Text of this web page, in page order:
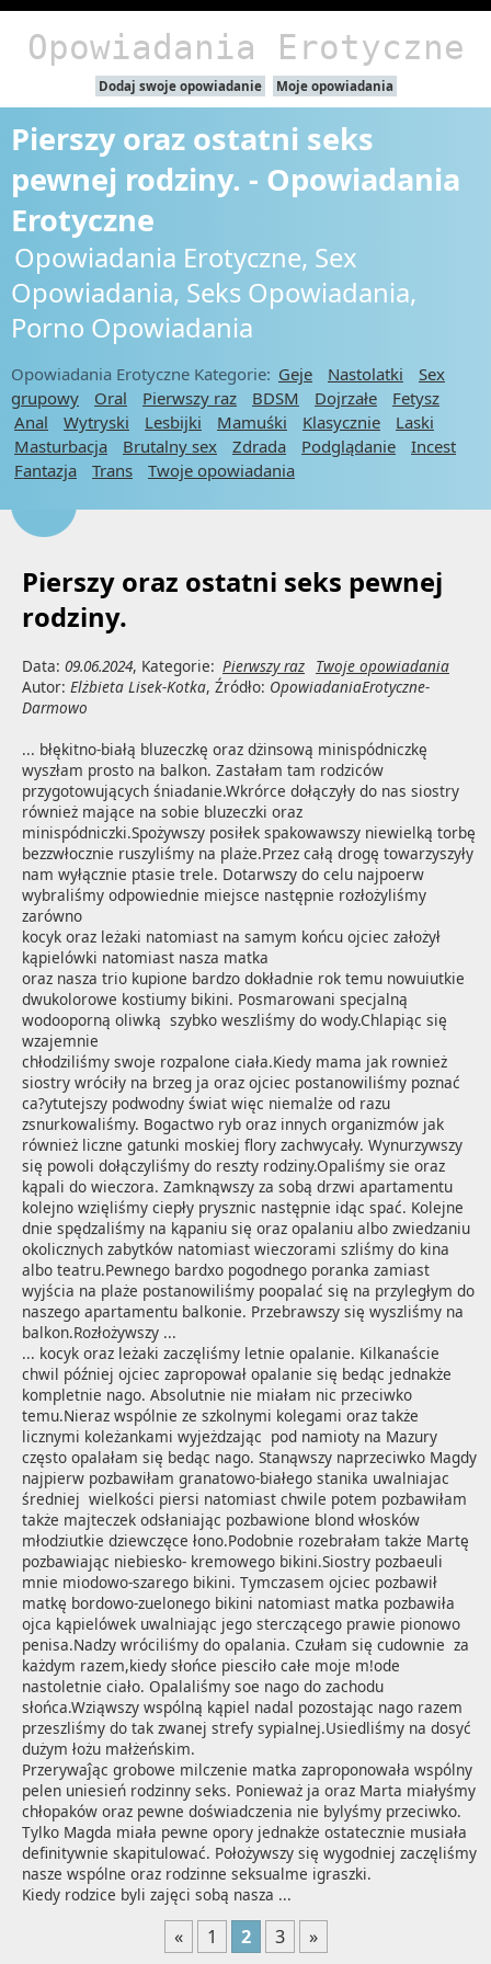
Opowiadania Erotyczne
Dodaj swoje opowiadanie Moje opowiadania
Pierszy oraz ostatni seks
pewnej rodziny. - Opowiadania
Erotyczne
Opowiadania Erotyczne, Sex
Opowiadania, Seks Opowiadania,
Porno Opowiadania
Opowiadania Erotyczne Kategorie: Geje Nastolatki
Sex
grupowy
Oral Pierwszy raz BDSM Dojrzałe
Fetysz
Anal
Wytryski Lesbijki Mamuśki Klasycznie
Laski
Masturbacja
Brutalny sex Zdrada Podglądanie
Incest
Fantazja
Trans Twoje opowiadania
Pierszy oraz ostatni seks pewnej
rodziny.
Data: 09.06.2024, Kategorie: Pierwszy raz Twoje opowiadania
Autor: Elżbieta Lisek-Kotka, Źródło: OpowiadaniaErotyczne-
Darmowo
... błękitno-białą bluzeczkę oraz dżinsową minispódniczkę
wyszłam prosto na balkon. Zastałam tam rodziców
przygotowujących śniadanie.Wkrórce dołączyły do nas siostry
również mające na sobie bluzeczki oraz
minispódniczki.Spożywszy posiłek spakowawszy niewielką torbę
bezzwłocznie ruszyliśmy na plaże.Przez całą drogę towarzyszyły
nam wyłącznie ptasie trele. Dotarwszy do celu najpoerw
wybraliśmy odpowiednie miejsce następnie rozłożyliśmy
zarówno
kocyk oraz leżaki natomiast na samym końcu ojciec założył
kąpielówki natomiast nasza matka
oraz nasza trio kupione bardzo dokładnie rok temu nowuiutkie
dwukolorowe kostiumy bikini. Posmarowani specjalną
wodooporną oliwką  szybko weszliśmy do wody.Chlapiąc się
wzajemnie
chłodziliśmy swoje rozpalone ciała.Kiedy mama jak rownież
siostry wróciły na brzeg ja oraz ojciec postanowiliśmy poznać
ca?ytutejszy podwodny świat więc niemalże od razu
zsnurkowaliśmy. Bogactwo ryb oraz innych organizmów jak
również liczne gatunki moskiej flory zachwycały. Wynurzywszy
się powoli dołączyliśmy do reszty rodziny.Opaliśmy sie oraz
kąpali do wieczora. Zamknąwszy za sobą drzwi apartamentu
kolejno wzięliśmy ciepły prysznic następnie idąc spać. Kolejne
dnie spędzaliśmy na kąpaniu się oraz opalaniu albo zwiedzaniu
okolicznych zabytków natomiast wieczorami szliśmy do kina
albo teatru.Pewnego bardxo pogodnego poranka zamiast
wyjścia na plaże postanowiliśmy poopalać się na przyległym do
naszego apartamentu balkonie. Przebrawszy się wyszliśmy na
balkon.Rozłożywszy ...
... kocyk oraz leżaki zaczęliśmy letnie opalanie. Kilkanaście
chwil później ojciec zapropował opalanie się bedąc jednakże
kompletnie nago. Absolutnie nie miałam nic przeciwko
temu.Nieraz wspólnie ze szkolnymi kolegami oraz także
licznymi koleżankami wyjeżdzając  pod namioty na Mazury
często opalałam się bedąc nago. Stanąwszy naprzeciwko Magdy
najpierw pozbawiłam granatowo-białego stanika uwalniajac
średniej  wielkości piersi natomiast chwile potem pozbawiłam
także majteczek odsłaniając pozbawione blond włosków
młodziutkie dziewczęce łono.Podobnie rozebrałam także Martę
pozbawiając niebiesko- kremowego bikini.Siostry pozbaeuli
mnie miodowo-szarego bikini. Tymczasem ojciec pozbawił
matkę bordowo-zuelonego bikini natomiast matka pozbawiła
ojca kąpielówek uwalniając jego sterczącego prawie pionowo
penisa.Nadzy wróciliśmy do opalania. Czułam się cudownie  za
każdym razem,kiedy słońce piesciło całe moje m!ode
nastoletnie ciało. Opalaliśmy soe nago do zachodu
słońca.Wziąwszy wspólną kąpiel nadal pozostając nago razem
przeszliśmy do tak zwanej strefy sypialnej.Usiedliśmy na dosyć
dużym łożu małżeńskim.
Przerywaĵąc grobowe milczenie matka zaproponowała wspólny
pelen uniesień rodzinny seks. Ponieważ ja oraz Marta miałyśmy
chłopaków oraz pewne doświadczenia nie bylyśmy przeciwko.
Tylko Magda miała pewne opory jednakże ostatecznie musiała
definitywnie skapitulować. Położywszy się wygodniej zaczęliśmy
nasze wspólne oraz rodzinne seksualme igraszki.
Kiedy rodzice byli zajęci sobą nasza ...
« 1 2 3 »